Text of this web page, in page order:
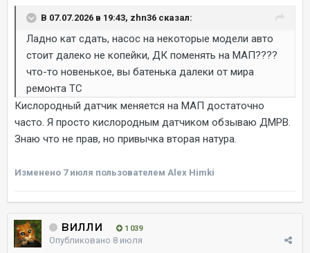
В 07.07.2026 в 19:43, zhn36 сказал:
Ладно кат сдать, насос на некоторые модели авто
стоит далеко не копейки, ДК поменять на МАП????
что-то новенькое, вы батенька далеки от мира
ремонта ТС
Кислородный датчик меняется на МАП достаточно
часто. Я просто кислородным датчиком обзываю ДМРВ.
Знаю что не прав, но привычка вторая натура.
Изменено 7 июля пользователем Alex Himki
вилли 1 039
Опубликовано 8 июля